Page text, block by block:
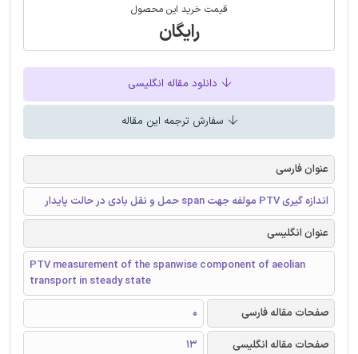
قیمت خرید این محصول
رایگان
دانلود مقاله انگلیسی
سفارش ترجمه این مقاله
عنوان فارسی
اندازه گیری PTV مولفه جهت span حمل و نقل بادی در حالت پایدار
عنوان انگلیسی
PTV measurement of the spanwise component of aeolian
transport in steady state
صفحات مقاله فارسی
0
صفحات مقاله انگلیسی
13